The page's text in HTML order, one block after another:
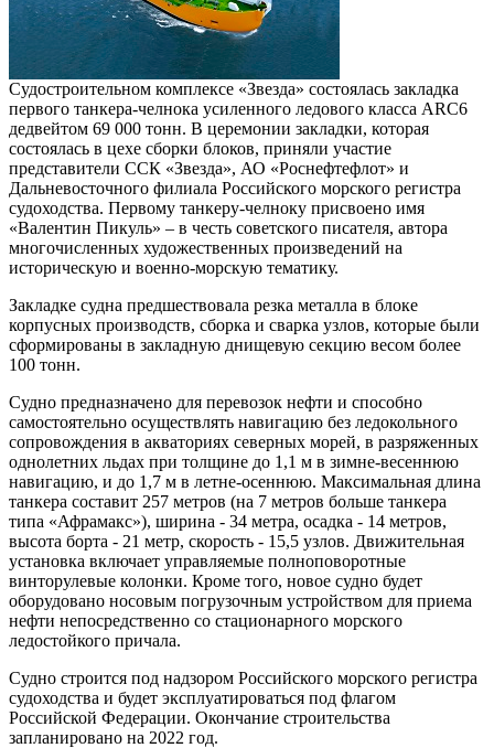
Судостроительном комплексе «Звезда» состоялась закладка
первого танкера-челнока усиленного ледового класса ARC6
дедвейтом 69 000 тонн. В церемонии закладки, которая
состоялась в цехе сборки блоков, приняли участие
представители ССК «Звезда», АО «Роснефтефлот» и
Дальневосточного филиала Российского морского регистра
судоходства. Первому танкеру-челноку присвоено имя
«Валентин Пикуль» – в честь советского писателя, автора
многочисленных художественных произведений на
историческую и военно-морскую тематику.
Закладке судна предшествовала резка металла в блоке
корпусных производств, сборка и сварка узлов, которые были
сформированы в закладную днищевую секцию весом более
100 тонн.
Судно предназначено для перевозок нефти и способно
самостоятельно осуществлять навигацию без ледокольного
сопровождения в акваториях северных морей, в разряженных
однолетних льдах при толщине до 1,1 м в зимне-весеннюю
навигацию, и до 1,7 м в летне-осеннюю. Максимальная длина
танкера составит 257 метров (на 7 метров больше танкера
типа «Афрамакс»), ширина - 34 метра, осадка - 14 метров,
высота борта - 21 метр, скорость - 15,5 узлов. Движительная
установка включает управляемые полноповоротные
винторулевые колонки. Кроме того, новое судно будет
оборудовано носовым погрузочным устройством для приема
нефти непосредственно со стационарного морского
ледостойкого причала.
Судно строится под надзором Российского морского регистра
судоходства и будет эксплуатироваться под флагом
Российской Федерации. Окончание строительства
запланировано на 2022 год.